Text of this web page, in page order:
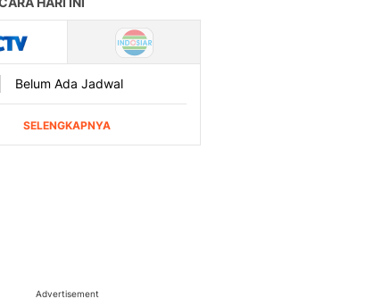
Advertisement